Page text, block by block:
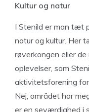
Kultur og natur
I Stenild er man tæt
natur og kultur. Her
røverkongen eller
oplevelser, som
aktivitetsforening
Nej, området har
er en seværdighed i